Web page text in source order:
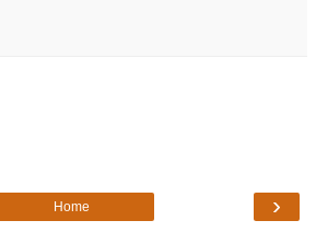
›
Home